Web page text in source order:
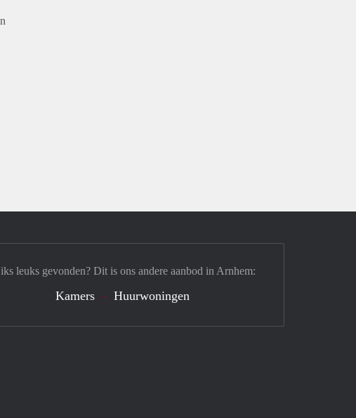
leuks gevonden? Dit is ons andere aanbod in Arnhem:
Kamers Huurwoningen